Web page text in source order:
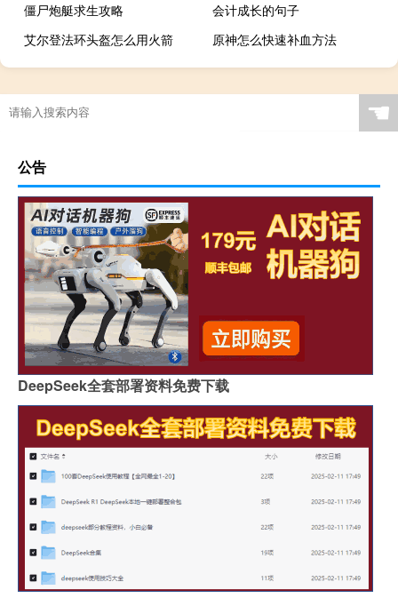
僵尸炮艇求生攻略
会计成长的句子
艾尔登法环头盔怎么用火箭
原神怎么快速补血方法
☚
公告
DeepSeek全套部署资料免费下载